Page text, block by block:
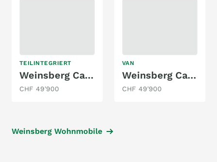
TEILINTEGRIERT
Weinsberg Cara Compact 600 MEG
CHF 49'900
VAN
Weinsberg Cara Tour 630 ME
CHF 49'900
Weinsberg Wohnmobile